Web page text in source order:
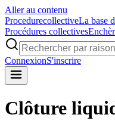
Aller au contenu
ProcedurecollectiveLa base
Procédures collectives
ConnexionS'inscrire
Clôture